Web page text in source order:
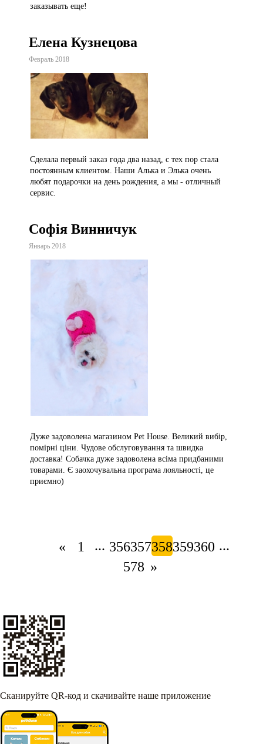
заказывать еще!
Елена Кузнецова
Февраль 2018
Сделала первый заказ года два назад, с тех пор стала
постоянным клиентом. Наши Алька и Элька очень
любят подарочки на день рождения, а мы - отличный
сервис.
Софія Винничук
Январь 2018
Дуже задоволена магазином Pet House. Великий вибір,
помірні ціни. Чудове обслуговування та швидка
доставка! Собачка дуже задоволена всіма придбаними
товарами. Є заохочувальна програма лояльності, це
приємно)
« 1 ... 356357358359360 ...
578 »
Сканируйте QR-код и скачивайте наше приложение